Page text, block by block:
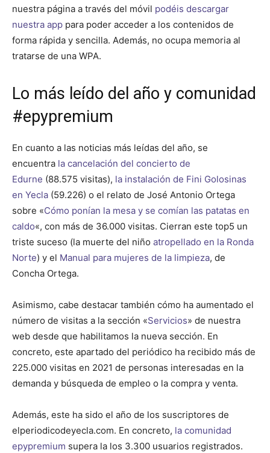
nuestra página a través del móvil podéis descargar
nuestra app para poder acceder a los contenidos de
forma rápida y sencilla. Además, no ocupa memoria al
tratarse de una WPA.
Lo más leído del año y comunidad
#epypremium
En cuanto a las noticias más leídas del año, se
encuentra la cancelación del concierto de
Edurne (88.575 visitas), la instalación de Fini Golosinas
en Yecla (59.226) o el relato de José Antonio Ortega
sobre «Cómo ponían la mesa y se comían las patatas en
caldo«, con más de 36.000 visitas. Cierran este top5 un
triste suceso (la muerte del niño atropellado en la Ronda
Norte) y el Manual para mujeres de la limpieza, de
Concha Ortega.
Asimismo, cabe destacar también cómo ha aumentado el
número de visitas a la sección «Servicios» de nuestra
web desde que habilitamos la nueva sección. En
concreto, este apartado del periódico ha recibido más de
225.000 visitas en 2021 de personas interesadas en la
demanda y búsqueda de empleo o la compra y venta.
Además, este ha sido el año de los suscriptores de
elperiodicodeyecla.com. En concreto, la comunidad
epypremium supera la los 3.300 usuarios registrados.